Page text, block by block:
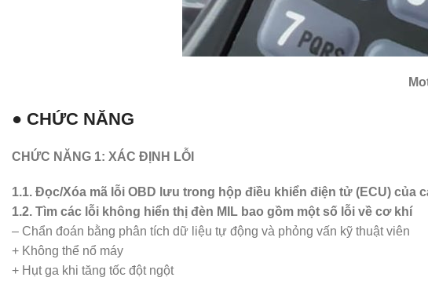
● CHỨC NĂNG
CHỨC NĂNG 1: XÁC ĐỊNH LỖI
1.1. Đọc/Xóa mã lỗi OBD lưu trong hộp điều khiển điện tử (ECU) của
1.2. Tìm các lỗi không hiển thị đèn MIL bao gồm một số lỗi về cơ khí
– Chẩn đoán bằng phân tích dữ liệu tự động và phỏng vấn kỹ thuật viên
+ Không thể nổ máy
+ Hụt ga khi tăng tốc đột ngột